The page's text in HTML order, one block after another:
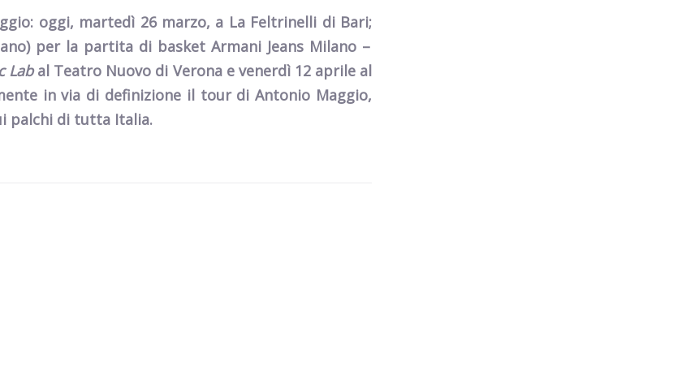
: oggi, martedì 26 marzo, a La Feltrinelli diBari;
per la partita di basket Armani Jeans Milano –
Labal Teatro Nuovo di Veronae venerdì 12 aprileal
in via di definizione il tour di Antonio Maggio,
palchi di tutta Italia.